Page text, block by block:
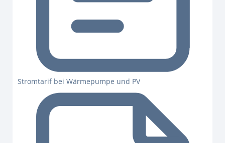
Stromtarif bei Wärmepumpe und PV